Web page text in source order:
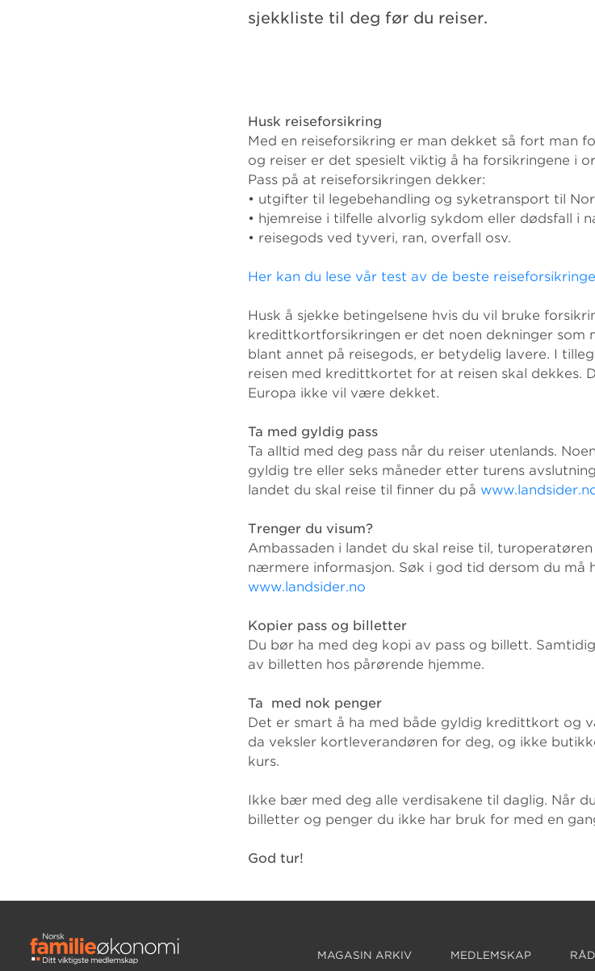
sjekkliste til deg før du reiser.
Husk reiseforsikring
Med en reiseforsikring er man dekket så fort man
og reiser er det spesielt viktig å ha forsikringene i
Pass på at reiseforsikringen dekker:
• utgifter til legebehandling og syketransport til
• hjemreise i tilfelle alvorlig sykdom eller dødsfall i
• reisegods ved tyveri, ran, overfall osv.
Her kan du lese vår test av de beste
Husk å sjekke betingelsene hvis du vil bruke
kredittkortforsikringen er det noen dekninger som
blant annet på reisegods, er betydelig lavere. I
reisen med kredittkortet for at reisen skal dekkes.
Europa ikke vil være dekket.
Ta med gyldig pass
Ta alltid med deg pass når du reiser utenlands.
gyldig tre eller seks måneder etter turens
landet du skal reise til finner du på
Trenger du visum?
Ambassaden i landet du skal reise til,
nærmere informasjon. Søk i god tid dersom du må
www.landsider.no
Kopier pass og billetter
Du bør ha med deg kopi av pass og billett.
av billetten hos pårørende hjemme.
Ta med nok penger
Det er smart å ha med både gyldig kredittkort og
da veksler kortleverandøren for deg, og ikke
kurs.
Ikke bær med deg alle verdisakene til daglig. Når
billetter og penger du ikke har bruk for med en
God tur!
MAGASIN ARKIV MEDLEMSKAP